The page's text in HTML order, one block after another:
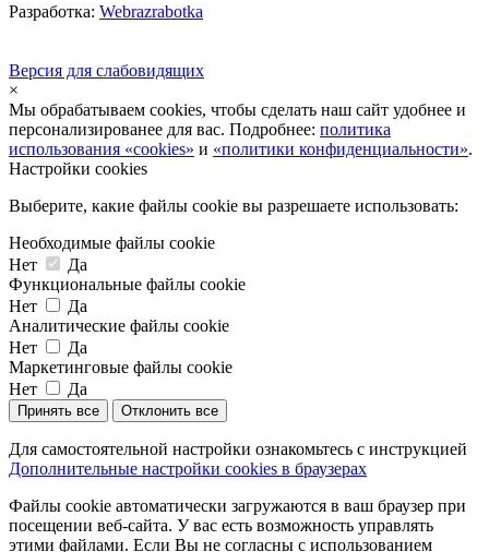
Разработка: Webrazrabotka
Версия для слабовидящих
×
Мы обрабатываем cookies, чтобы сделать наш сайт удобнее и
персонализированее для вас. Подробнее: политика
использования «cookies» и «политики конфиденциальности».
Настройки cookies
Выберите, какие файлы cookie вы разрешаете использовать:
Необходимые файлы cookie
Нет
Да
Функциональные файлы cookie
Нет
Да
Аналитические файлы cookie
Нет
Да
Маркетинговые файлы cookie
Нет
Да
Принять все Отклонить все
Для самостоятельной настройки ознакомьтесь с инструкцией
Дополнительные настройки cookies в браузерах
Файлы cookie автоматически загружаются в ваш браузер при
посещении веб-сайта. У вас есть возможность управлять
этими файлами. Если Вы не согласны с использованием